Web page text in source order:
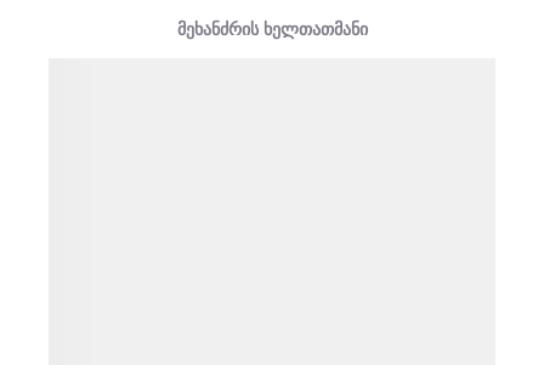
მეხანძრის ხელთათმანი